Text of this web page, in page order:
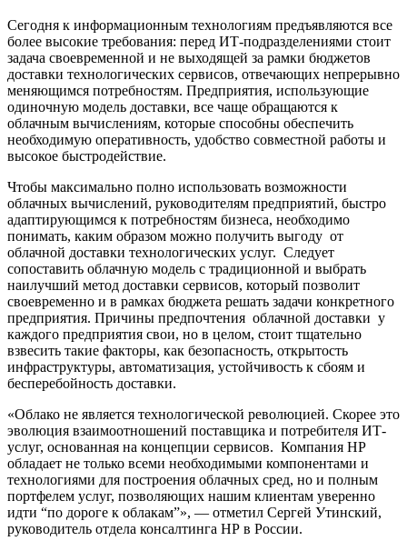
Сегодня к информационным технологиям предъявляются все
более высокие требования: перед ИТ-подразделениями стоит
задача своевременной и не выходящей за рамки бюджетов
доставки технологических сервисов, отвечающих непрерывно
меняющимся потребностям. Предприятия, использующие
одиночную модель доставки, все чаще обращаются к
облачным вычислениям, которые способны обеспечить
необходимую оперативность, удобство совместной работы и
высокое быстродействие.
Чтобы максимально полно использовать возможности
облачных вычислений, руководителям предприятий, быстро
адаптирующимся к потребностям бизнеса, необходимо
понимать, каким образом можно получить выгоду от
облачной доставки технологических услуг. Следует
сопоставить облачную модель с традиционной и выбрать
наилучший метод доставки сервисов, который позволит
своевременно и в рамках бюджета решать задачи конкретного
предприятия. Причины предпочтения облачной доставки у
каждого предприятия свои, но в целом, стоит тщательно
взвесить такие факторы, как безопасность, открытость
инфраструктуры, автоматизация, устойчивость к сбоям и
бесперебойность доставки.
«Облако не является технологической революцией. Скорее это
эволюция взаимоотношений поставщика и потребителя ИТ-
услуг, основанная на концепции сервисов. Компания HP
обладает не только всеми необходимыми компонентами и
технологиями для построения облачных сред, но и полным
портфелем услуг, позволяющих нашим клиентам уверенно
идти “по дороге к облакам”», — отметил Сергей Утинский,
руководитель отдела консалтинга НР в России.